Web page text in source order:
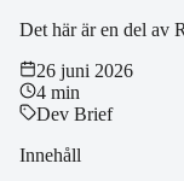
Det här är en del av
26 juni 2026
4 min
Dev Brief
Innehåll